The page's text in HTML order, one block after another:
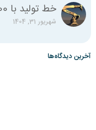
شهریور 31, 1404
آخرین دیدگاه‌ها